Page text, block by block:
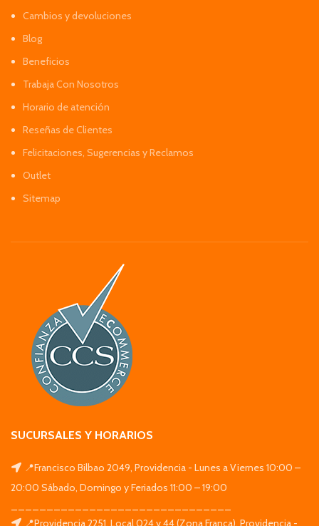
Cambios y devoluciones
Blog
Beneficios
Trabaja Con Nosotros
Horario de atención
Reseñas de Clientes
Felicitaciones, Sugerencias y Reclamos
Outlet
Sitemap
SUCURSALES Y HORARIOS
📍Francisco Bilbao 2049, Providencia - Lunes a Viernes 10:00 –
20:00 Sábado, Domingo y Feriados 11:00 – 19:00
📍Providencia 2251. Local 024 y 44 (Zona Franca), Providencia -